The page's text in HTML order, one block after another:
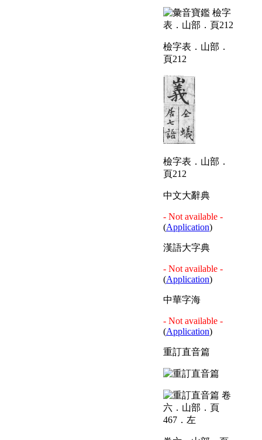
檢字表．山部．
頁212
檢字表．山部．
頁212
中文大辭典
- Not available -
(Application)
漢語大字典
- Not available -
(Application)
中華字海
- Not available -
(Application)
重訂直音篇